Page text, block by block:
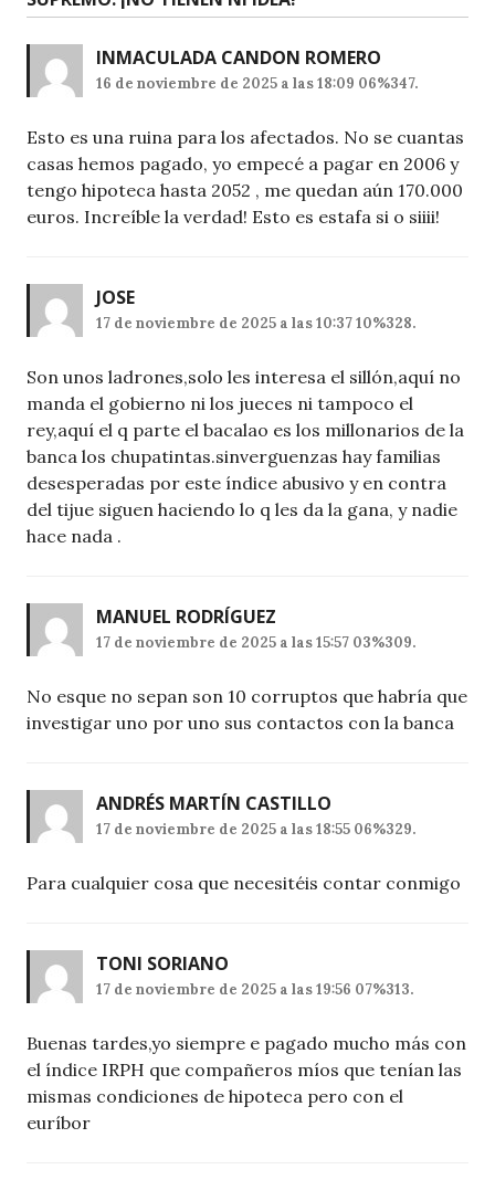
INMACULADA CANDON ROMERO
16 de noviembre de 2025 a las 18:09 06%347.
Esto es una ruina para los afectados. No se cuantas
casas hemos pagado, yo empecé a pagar en 2006 y
tengo hipoteca hasta 2052 , me quedan aún 170.000
euros. Increíble la verdad! Esto es estafa si o siiii!
JOSE
17 de noviembre de 2025 a las 10:37 10%328.
Son unos ladrones,solo les interesa el sillón,aquí no
manda el gobierno ni los jueces ni tampoco el
rey,aquí el q parte el bacalao es los millonarios de la
banca los chupatintas.sinverguenzas hay familias
desesperadas por este índice abusivo y en contra
del tijue siguen haciendo lo q les da la gana, y nadie
hace nada .
MANUEL RODRÍGUEZ
17 de noviembre de 2025 a las 15:57 03%309.
No esque no sepan son 10 corruptos que habría que
investigar uno por uno sus contactos con la banca
ANDRÉS MARTÍN CASTILLO
17 de noviembre de 2025 a las 18:55 06%329.
Para cualquier cosa que necesitéis contar conmigo
TONI SORIANO
17 de noviembre de 2025 a las 19:56 07%313.
Buenas tardes,yo siempre e pagado mucho más con
el índice IRPH que compañeros míos que tenían las
mismas condiciones de hipoteca pero con el
euríbor